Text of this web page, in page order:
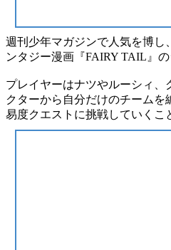
週刊少年マガジンで人気を博し
ンタジー漫画 『FAIRY TAIL』 の
プレイヤーはナツやルーシィ、
クターから 自分だけのチーム を
易度クエストに挑戦していくこ